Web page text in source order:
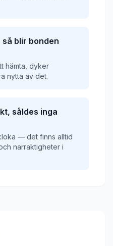
blir bonden
hämta, dyker
nytta av det.
såldes inga
— det finns alltid
narraktigheter i